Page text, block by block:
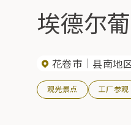
埃德尔
花卷市 县南地
观光景点 工厂参观